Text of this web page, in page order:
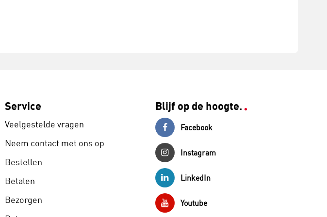
Service
Veelgestelde vragen
Neem contact met ons op
Bestellen
Betalen
Bezorgen
Blijf op de hoogte.
Facebook
Instagram
LinkedIn
Youtube